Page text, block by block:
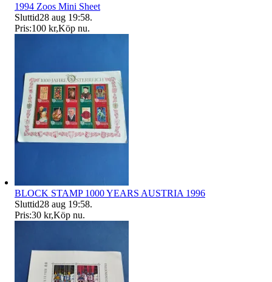
1994 Zoos Mini Sheet
Sluttid28 aug 19:58.
Pris:100 kr,Köp nu.
BLOCK STAMP 1000 YEARS AUSTRIA 1996
Sluttid28 aug 19:58.
Pris:30 kr,Köp nu.